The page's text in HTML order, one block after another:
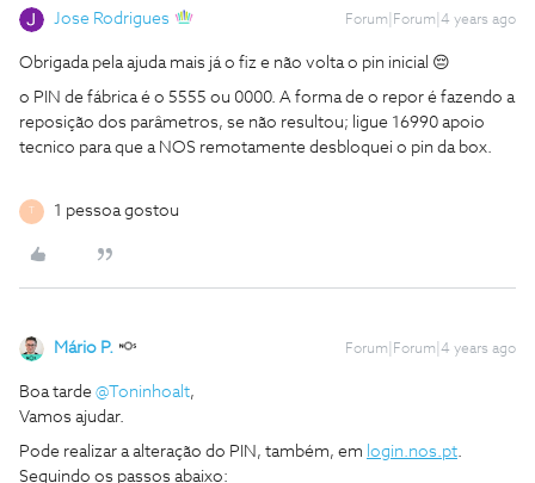
Jose Rodrigues Forum|Forum|4 years ago
Obrigada pela ajuda mais já o fiz e não volta o pin inicial 😔
o PIN de fábrica é o 5555 ou 0000. A forma de o repor é fazendo a
reposição dos parâmetros, se não resultou; ligue 16990 apoio
tecnico para que a NOS remotamente desbloquei o pin da box.
1 pessoa gostou
Mário P. Forum|Forum|4 years ago
Boa tarde @Toninhoalt,
Vamos ajudar.
Pode realizar a alteração do PIN, também, em login.nos.pt.
Seguindo os passos abaixo: